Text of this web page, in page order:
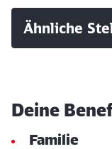
Ähnliche
Deine
Familie
werden?